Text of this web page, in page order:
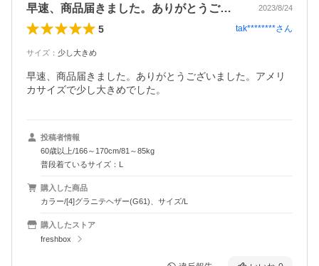
早速、商品届きました。ありがとうござい… 2023/8/24
5 tak********さん
サイズ ： 少し大きめ
早速、商品届きました。ありがとうございました。アメリ
カサイズで少し大きめでした。
投稿者情報
60歳以上/166～170cm/81～85kg
普段着ているサイズ：L
購入した商品
カラー/[4]グラニテヘザー(G61)、サイズ/L
購入したストア
freshbox